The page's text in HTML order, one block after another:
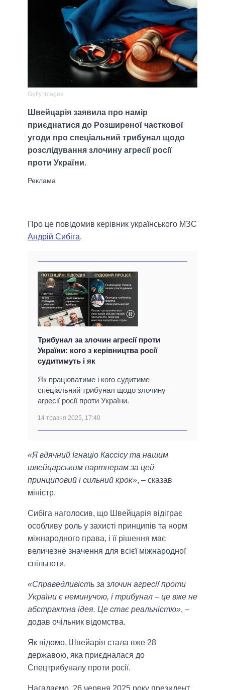
Getty Images
Швейцарія заявила про намір
приєднатися до Розширеної часткової
угоди про спеціальний трибунал щодо
розслідування злочину агресії росії
проти України.
Про це повідомив керівник українського МЗС
Андрій Сибіга.
Трибунал за злочин агресії проти
України: кого з керівництва росії
судитимуть і як
Як працюватиме і кого судитиме
спеціальний трибунал щодо злочину
агресії росії проти України.
14 травня 2025, 17:40
«Я вдячний Ігнаціо Кассісу та нашим
швейцарським партнерам за цей
принциповий і сильний крок», – сказав
міністр.
Сибіга наголосив, що Швейцарія відіграє
особливу роль у захисті принципів та норм
міжнародного права, і її рішення має
величезне значення для всієї міжнародної
спільноти.
«Справедливість за злочин агресії проти
України є неминучою, і трибунал – це вже не
абстрактна ідея. Це стає реальністю», –
додав очільник відомства.
Як відомо, Швейарія стала вже 28
державою, яка приєдналася до
Спецтрибуналу проти росії.
Нагадаємо, 26 червня 2025 року президент